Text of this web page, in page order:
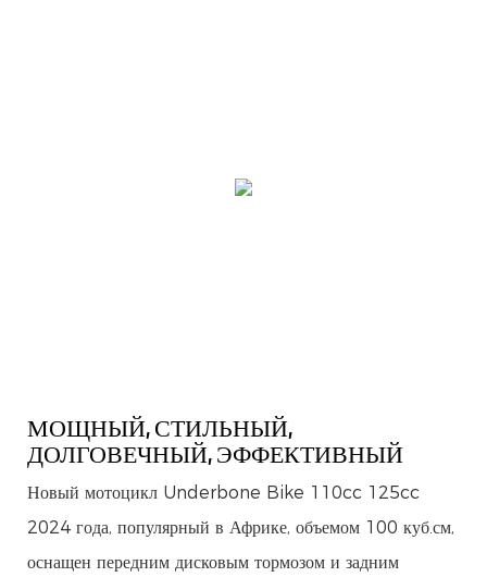
МОЩНЫЙ, СТИЛЬНЫЙ,
ДОЛГОВЕЧНЫЙ, ЭФФЕКТИВНЫЙ
Новый мотоцикл Underbone Bike 110cc 125cc
2024 года, популярный в Африке, объемом 100 куб.см,
оснащен передним дисковым тормозом и задним